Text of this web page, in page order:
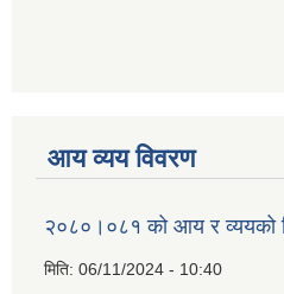
आय व्यय विवरण
२०८०।०८१ को आय र व्ययको
मिति: 06/11/2024 - 10:40